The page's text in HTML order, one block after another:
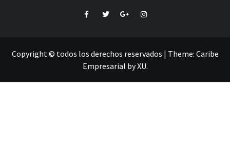
FacebookTwitterGoogle+Instagram
Copyright © todos los derechos reservados | Theme: Caribe
Empresarial byXU.